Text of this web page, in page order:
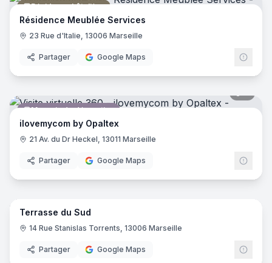
Résidence hôtelière
Résidence Meublée Services
23 Rue d'Italie, 13006 Marseille
Partager Google Maps
Magasin de décoration
ilovemycom by Opaltex
21 Av. du Dr Heckel, 13011 Marseille
Partager Google Maps
Agence immobilière
5
Terrasse du Sud
14 Rue Stanislas Torrents, 13006 Marseille
Partager Google Maps